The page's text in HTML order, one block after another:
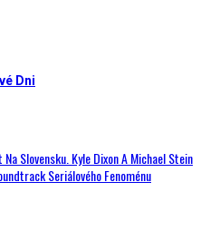
Dni
Slovensku. Kyle Dixon A Michael Stein
Seriálového Fenoménu